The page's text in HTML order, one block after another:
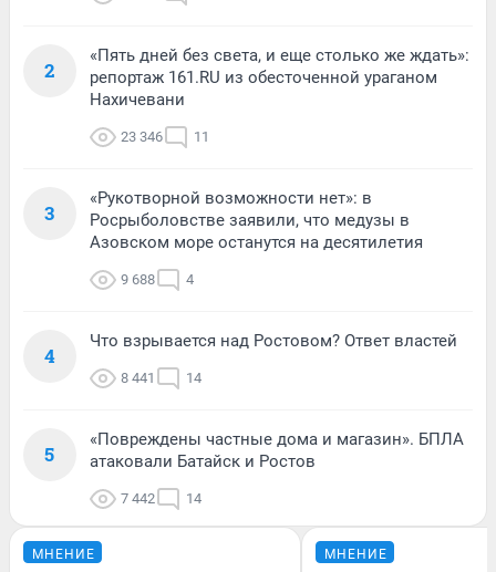
2
«Пять дней без света, и еще столько же ждать»:
репортаж 161.RU из обесточенной ураганом
Нахичевани
23 346 11
3
«Рукотворной возможности нет»: в
Росрыболовстве заявили, что медузы в
Азовском море останутся на десятилетия
9 688 4
4
Что взрывается над Ростовом? Ответ властей
8 441 14
5
«Повреждены частные дома и магазин». БПЛА
атаковали Батайск и Ростов
7 442 14
МНЕНИЕ МНЕНИЕ